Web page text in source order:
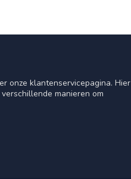
onze klantenservicepagina. Hier
manieren om